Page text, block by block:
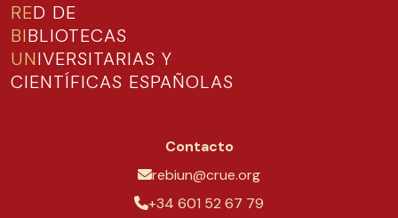
RED DE
BIBLIOTECAS
UNIVERSITARIAS Y
CIENTÍFICAS ESPAÑOLAS
Contacto
rebiun@crue.org
+34 601 52 67 79